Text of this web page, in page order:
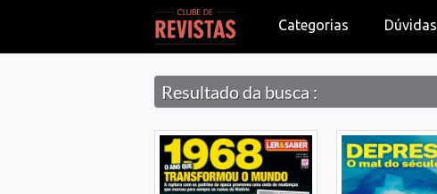
Categorias Dúvidas
Resultado da busca :